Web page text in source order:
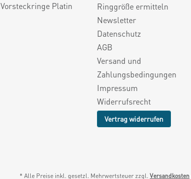
Vorsteckringe Platin
Ringgröße ermitteln
Newsletter
Datenschutz
AGB
Versand und
Zahlungsbedingungen
Impressum
Widerrufsrecht
Vertrag widerrufen
* Alle Preise inkl. gesetzl. Mehrwertsteuer zzgl. Versandkosten